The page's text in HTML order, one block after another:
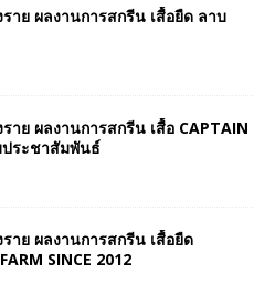
ราย ผลงานการสกรีน เสื้อยืด ลาบ
ราย ผลงานการสกรีน เสื้อ CAPTAIN
ประชาสัมพันธ์
ราย ผลงานการสกรีน เสื้อยืด
SINCE 2012